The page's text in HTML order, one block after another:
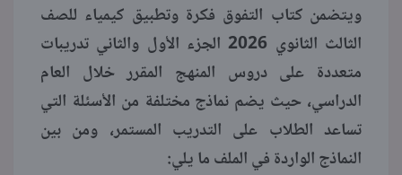
ويتضمن كتاب التفوق فكرة وتطبيق كيمياء للصف
الثالث الثانوي 2026 الجزء الأول والثاني تدريبات
متعددة على دروس المنهج المقرر خلال العام
الدراسي، حيث يضم نماذج مختلفة من الأسئلة التي
تساعد الطلاب على التدريب المستمر، ومن بين
النماذج الواردة في الملف ما يلي: